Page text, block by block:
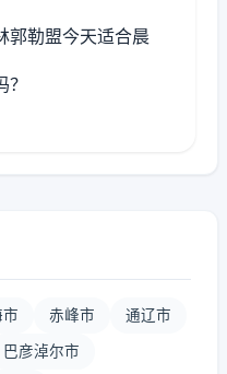
郭勒盟今天适合晨
？
赤峰市 通辽市
巴彦淖尔市